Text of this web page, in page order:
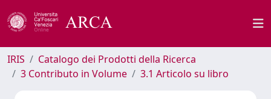
IRIS
Catalogo dei Prodotti della Ricerca
3 Contributo in Volume
3.1 Articolo su libro